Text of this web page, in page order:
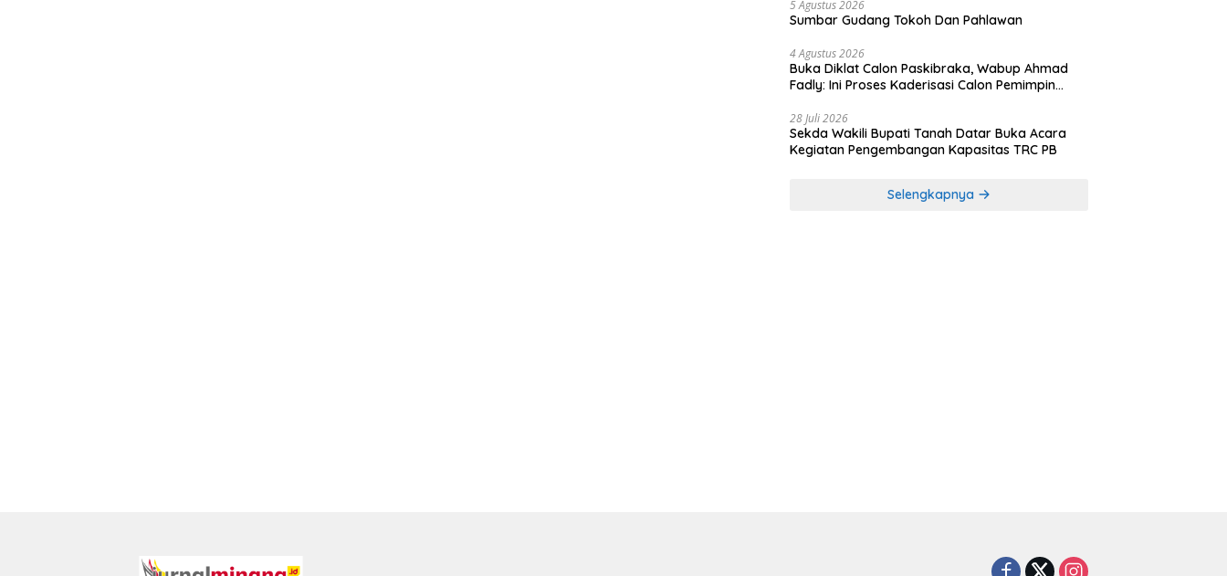
5 Agustus 2026
Sumbar Gudang Tokoh Dan Pahlawan
4 Agustus 2026
Buka Diklat Calon Paskibraka, Wabup Ahmad
Fadly: Ini Proses Kaderisasi Calon Pemimpin
28 Juli 2026
Sekda Wakili Bupati Tanah Datar Buka Acara
Kegiatan Pengembangan Kapasitas TRC PB
Selengkapnya